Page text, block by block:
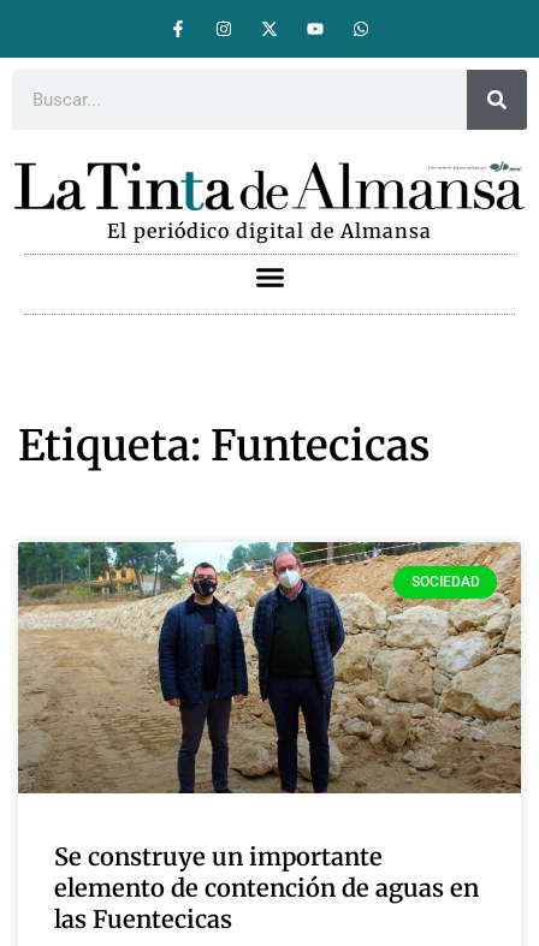
El periódico digital de Almansa
Etiqueta: Funtecicas
SOCIEDAD
Se construye un importante
elemento de contención de aguas en
las Fuentecicas